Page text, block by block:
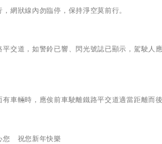
網狀線內勿臨停，保持淨空莫前行。
交道，如警鈴已響、閃光號誌已顯示，駕駛人
車輛時，應俟前車駛離鐵路平交道適當距離而
您 祝您新年快樂